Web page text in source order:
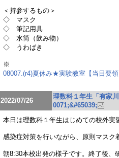
＜持参するもの＞
◇ マスク
◇ 筆記用具
◇ 水筒（飲み物）
◇ うわばき
※
08007.(r4)夏休み★実験教室【当日要
2022/07/26
理数科１年生「有家
0071;&#65039;
本日は理数科１年生はじめての校外実
感染症対策を行いながら、原則マスク
朝8:30本校出発の様子です。終了後、